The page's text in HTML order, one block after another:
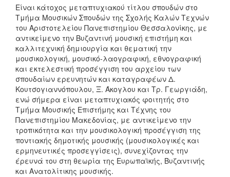
Είναι κάτοχος μεταπτυχιακού τίτλου σπουδών στο
Τμήμα Μουσικών Σπουδών της Σχολής Καλών Τεχνών
του Αριστοτελείου Πανεπιστημίου Θεσσαλονίκης, με
αντικείμενο την Βυζαντινή μουσική επιστήμη και
καλλιτεχνική δημιουργία και θεματική την
μουσικολογική, μουσικό-λαογραφική, εθνογραφική
και εκτελεστική προσέγγιση του αρχείου των
σπουδαίων ερευνητών και καταγραφέων Δ.
Κουτσογιαννόπουλου, Ξ. Άκογλου και Τρ. Γεωργιάδη,
ενώ σήμερα είναι μεταπτυχιακός φοιτητής στο
Τμήμα Μουσικής Επιστήμης και Τέχνης του
Πανεπιστημίου Μακεδονίας, με αντικείμενο την
τροπικότητα και την μουσικολογική προσέγγιση της
ποντιακής δημοτικής μουσικής (μουσικολογικές και
ερμηνευτικές προσεγγίσεις), συνεχίζοντας την
έρευνά του στη θεωρία της Ευρωπαϊκής, Βυζαντινής
και Ανατολίτικης μουσικής.